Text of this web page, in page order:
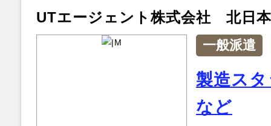
UTエージェント株式会社 北日本
一般派遣
製造ス
など